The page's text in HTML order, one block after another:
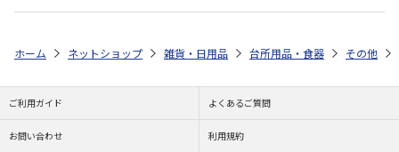
ホーム ネットショップ 雑貨・日用品 台所用品・食器 その他
ご利用ガイド よくあるご質問
お問い合わせ 利用規約